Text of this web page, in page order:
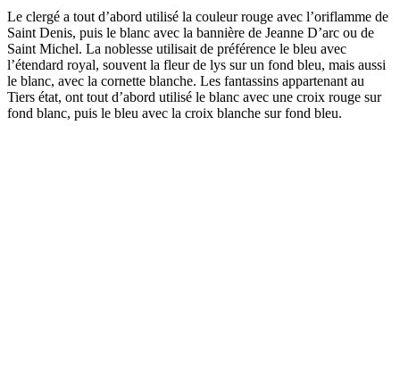
Le clergé a tout d’abord utilisé la couleur rouge avec l’oriflamme de
Saint Denis, puis le blanc avec la bannière de Jeanne D’arc ou de
Saint Michel. La noblesse utilisait de préférence le bleu avec
l’étendard royal, souvent la fleur de lys sur un fond bleu, mais aussi
le blanc, avec la cornette blanche. Les fantassins appartenant au
Tiers état, ont tout d’abord utilisé le blanc avec une croix rouge sur
fond blanc, puis le bleu avec la croix blanche sur fond bleu.